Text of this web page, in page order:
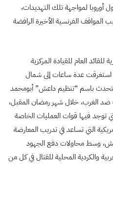
لمواجهة تلك التهديدات،
الفرنسية الأخيرة الرافضة
للقائد العام للقيادة المركزية
استغرقت عدة ساعات إلى شمال
باسم “تنظيم داعش” أبومحمد
ضد الغرب، خلال شهر رمضان المقبل،
توجد فيها قوات العمليات الخاصة
التي تساعد في تدريب المعارضة
وسط محاولات دفع الجهود
والكردية المحلية للقتال في كل من